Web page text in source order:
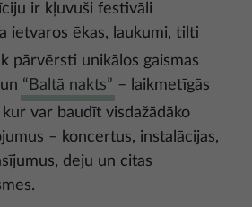
ir kļuvuši festivāli
ietvaros ēkas, laukumi, tilti
pārvērsti unikālos gaismas
“Baltā nakts” – laikmetīgās
var baudīt visdažādāko
– koncertus, instalācijas,
deju un citas